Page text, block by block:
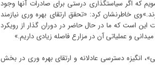
که اگر سیاستگذاری درستی برای صادرات آنها وجود
خاطرنشان کرد: «تحقق ارتقای بهره وری نیازمند
است که ما در حال حاضر در دوران گذار از رویکرد
و عملیاتی آن در مزارع فاصله زیادی داریم.»
انگیزه دسترسی عادلانه و ارتقای بهره وری در بخش